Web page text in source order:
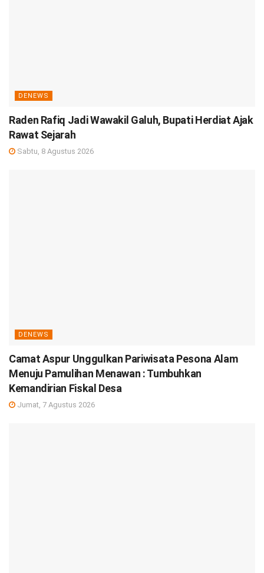
DENEWS
Raden Rafiq Jadi Wawakil Galuh, Bupati Herdiat Ajak
Rawat Sejarah
Sabtu, 8 Agustus 2026
DENEWS
Camat Aspur Unggulkan Pariwisata Pesona Alam
Menuju Pamulihan Menawan : Tumbuhkan
Kemandirian Fiskal Desa
Jumat, 7 Agustus 2026